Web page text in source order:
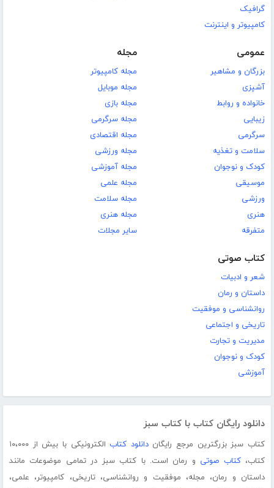
گرافیک
کامپیوتر و اینترنت
عمومی
بزرگان و مشاهیر
آشپزی
خانواده و روابط
زیبایی
سرگرمی
سلامت و تغذیه
کودک و نوجوان
موسیقی
ورزشی
هنری
متفرقه
مجله
مجله کامپیوتر
مجله موبایل
مجله بازی
مجله سرگرمی
مجله اقتصادی
مجله ورزشی
مجله آموزشی
مجله علمی
مجله سلامت
مجله هنری
سایر مجلات
کتاب صوتی
شعر و ادبیات
داستان و رمان
روانشناسی و موفقیت
تاریخی و اجتماعی
مدیریت و تجارت
کودک و نوجوان
آموزشی
دانلود رایگان کتاب با کتاب سبز
کتاب سبز بزرگترین مرجع رایگاندانلود کتاب
الکترونیکی با بیش از ۱۰،۰۰۰
کتاب،کتاب صوتی و رمان است. با کتاب سبز در تمامی موضوعات مانند
داستان و رمان، مجله، موفقیت و روانشناسی، تاریخی، کامپیوتر، علمی،